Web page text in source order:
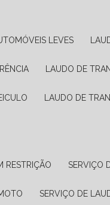
LEVES
LAUDO DE
LAUDO DE
RESTRIÇÃO
SERVIÇO DE